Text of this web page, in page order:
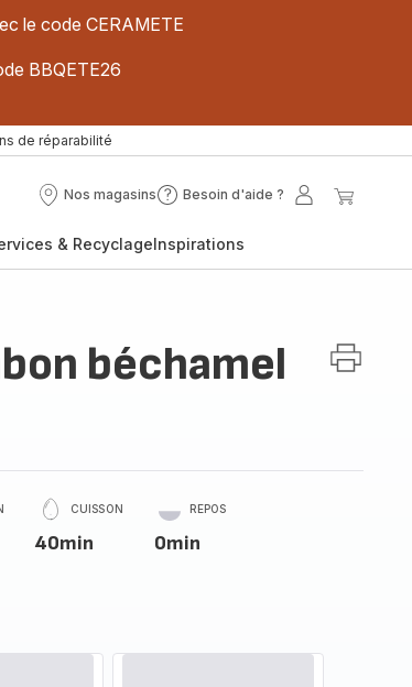
le code CERAMETE
BBQETE26
de réparabilité
Nos magasins
Nos
Besoin d'aide ?
Besoin
?
Mon
& RecyclageInspirations
béchamel
CUISSON
40min
REPOS
0min